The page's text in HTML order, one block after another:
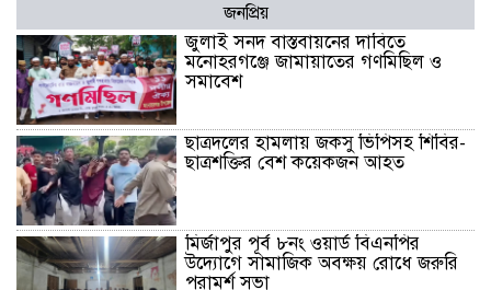
জনপ্রিয়
জুলাই সনদ বাস্তবায়নের দাবিতে
মনোহরগঞ্জে জামায়াতের গণমিছিল ও
সমাবেশ
ছাত্রদলের হামলায় জকসু ভিপিসহ শিবির-
ছাত্রশক্তির বেশ কয়েকজন আহত
মির্জাপুর পূর্ব ৮নং ওয়ার্ড বিএনপির
উদ্যোগে সামাজিক অবক্ষয় রোধে জরুরি
পরামর্শ সভা